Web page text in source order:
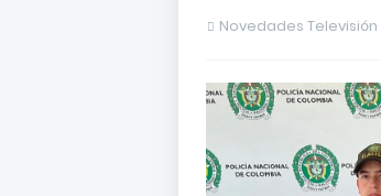
Novedades Televisión